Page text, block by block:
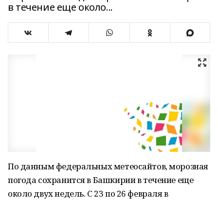
в течение еще около...
По данным федеральных метеосайтов, морозная
погода сохранится в Башкирии в течение еще
около двух недель. С 23 по 26 февраля в